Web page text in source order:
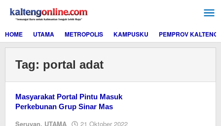
konten
HOME
UTAMA METROPOLIS KAMPUSKU PEMPROV KALTENG
Tag: portal adat
Masyarakat Portal Pintu Masuk
Perkebunan Grup Sinar Mas
Seruyan, UTAMA 21 Oktober 2022